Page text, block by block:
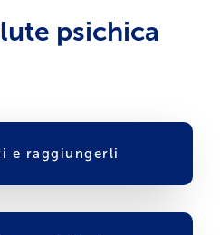
psichica
e raggiungerli